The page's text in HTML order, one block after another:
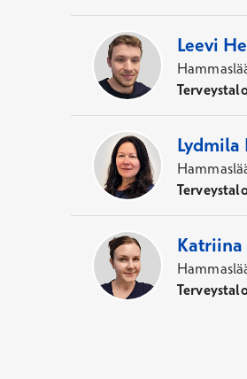
Leevi
Lydmila
Katriina